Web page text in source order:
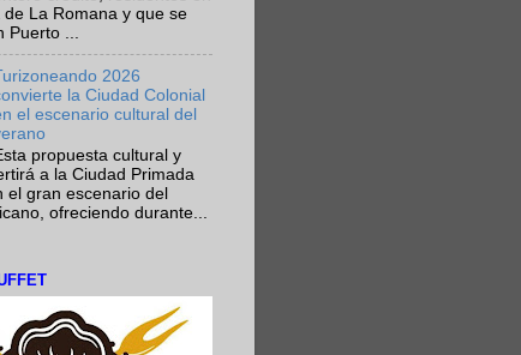
La Romana y que se
...
2026
la Ciudad Colonial
el escenario cultural del
propuesta cultural y
a la Ciudad Primada
el gran escenario del
ofreciendo durante...